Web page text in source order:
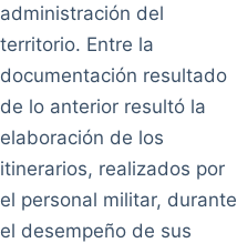
administración del
territorio. Entre la
documentación resultado
de lo anterior resultó la
elaboración de los
itinerarios, realizados por
el personal militar, durante
el desempeño de sus